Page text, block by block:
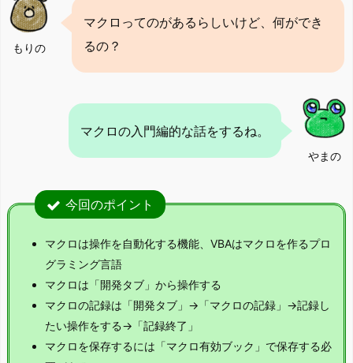
もりの
マクロってのがあるらしいけど、何ができ
るの？
やまの
マクロの入門編的な話をするね。
今回のポイント
マクロは操作を自動化する機能、VBAはマクロを作るプロ
グラミング言語
マクロは「開発タブ」から操作する
マクロの記録は「開発タブ」→「マクロの記録」→記録し
たい操作をする→「記録終了」
マクロを保存するには「マクロ有効ブック」で保存する必